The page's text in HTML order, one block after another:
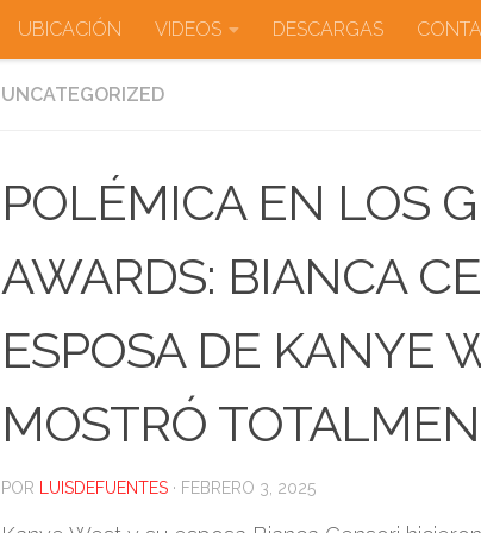
UBICACIÓN VIDEOS DESCARGAS
UNCATEGORIZED
POLÉMICA EN LOS
AWARDS: BIANCA
ESPOSA DE KANYE
MOSTRÓ
POR LUISDEFUENTES · FEBRERO 3, 2025